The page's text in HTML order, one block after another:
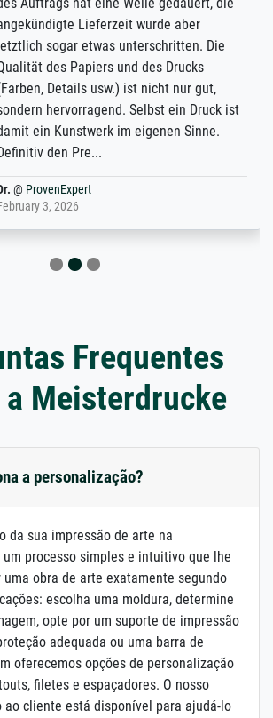
Lieferzeit wurde aber
etwas unterschritten. Die
Papiers und des Drucks
Details usw.) ist nicht nur gut,
hervorragend. Selbst ein Druck ist
Kunstwerk im eigenen Sinne.
Pre...
2026
Frequentes
Meisterdrucke
a personalização?
da sua impressão de arte na
processo simples e intuitivo que lhe
obra de arte exatamente segundo
escolha uma moldura, determine
opte por um suporte de impressão
adequada ou uma barra de
oferecemos opções de personalização
filetes e espaçadores. O nosso
ao cliente está disponível para ajudá-lo